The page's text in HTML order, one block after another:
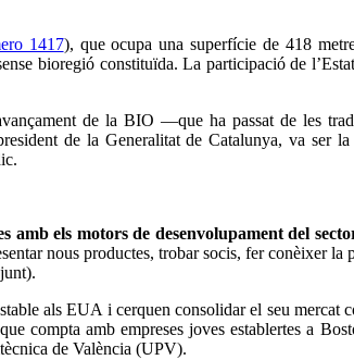
1417), que ocupa una superfície de 418
bioregió constituïda. La participació de
de la BIO —que ha passat de les
de la Generalitat de Catalunya, va ser
amb els motors de desenvolupament del
nous productes, trobar socis, fer conèixer la
als EUA i cerquen consolidar el seu
compta amb empreses joves establertes a
de València (UPV).